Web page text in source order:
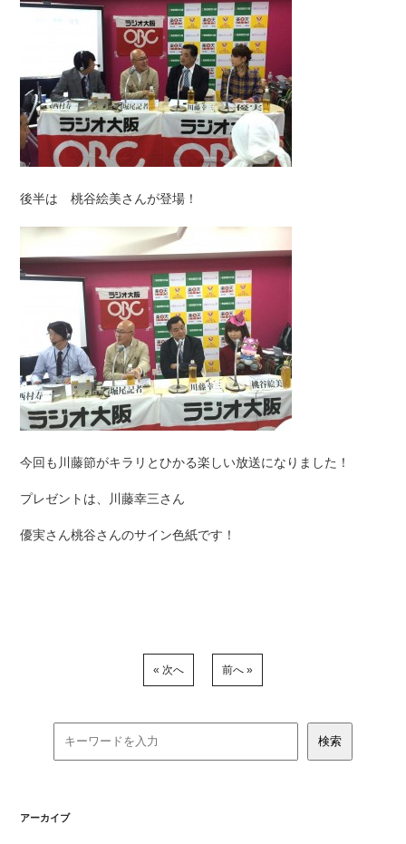
後半は 桃谷絵美さんが登場！
今回も川藤節がキラリとひかる楽しい放送になりました！
プレゼントは、川藤幸三さん
優実さん桃谷さんのサイン色紙です！
« 次へ 前へ »
アーカイブ